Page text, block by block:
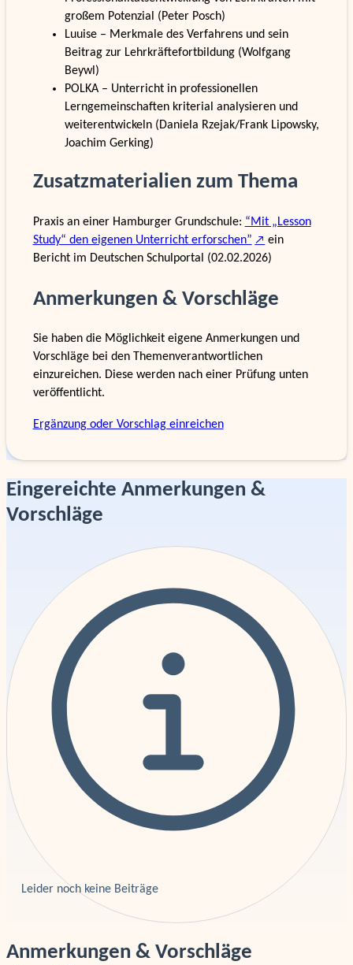
großem Potenzial (Peter Posch)
Luuise – Merkmale des Verfahrens und sein
Beitrag zur Lehrkräftefortbildung (Wolfgang
Beywl)
POLKA – Unterricht in professionellen
Lerngemeinschaften kriterial analysieren und
weiterentwickeln (Daniela Rzejak/Frank Lipowsky,
Joachim Gerking)
Zusatzmaterialien zum Thema
Praxis an einer Hamburger Grundschule: “Mit „Lesson
Study“ den eigenen Unterricht erforschen”
ein
Bericht im Deutschen Schulportal (02.02.2026)
Anmerkungen & Vorschläge
Sie haben die Möglichkeit eigene Anmerkungen und
Vorschläge bei den Themenverantwortlichen
einzureichen. Diese werden nach einer Prüfung unten
veröffentlicht.
Ergänzung oder Vorschlag einreichen
Eingereichte Anmerkungen &
Vorschläge
Leider noch keine Beiträge
Anmerkungen & Vorschläge